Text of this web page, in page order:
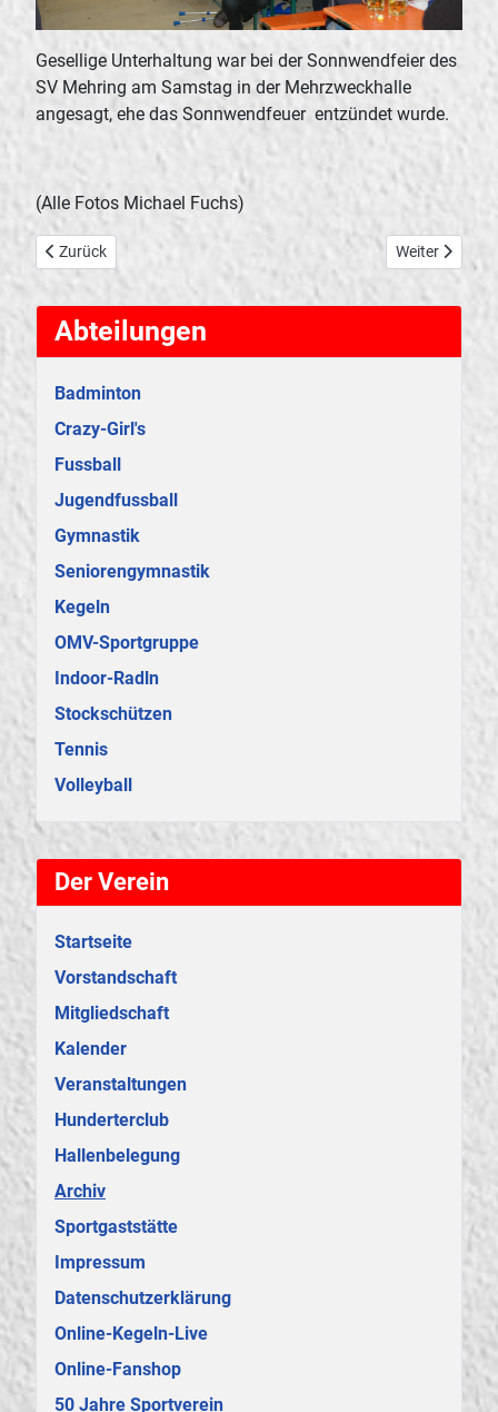
Der Verein
Startseite
Vorstandschaft
Mitgliedschaft
Kalender
Veranstaltungen
Hunderterclub
Hallenbelegung
Archiv
Sportgaststätte
Impressum
Datenschutzerklärung
Online-Kegeln-Live
Online-Fanshop
Gesellige Unterhaltung war bei der Sonnwendfeier des
SV Mehring am Samstag in der Mehrzweckhalle
angesagt, ehe das Sonnwendfeuer entzündet wurde.
(Alle Fotos Michael Fuchs)
Vorheriger Beitrag: Weinfest 2011
Zurück Nächster
Weiter
Abteilungen
Badminton
Crazy-Girl's
Fussball
Jugendfussball
Gymnastik
Seniorengymnastik
Kegeln
OMV-Sportgruppe
Indoor-Radln
Stockschützen
Tennis
Volleyball